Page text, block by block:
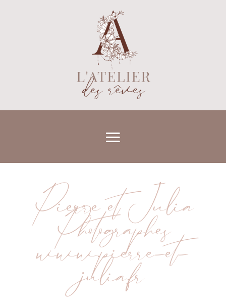
Pierre et Julia
Photographes
www.pierre-et-
julia.fr